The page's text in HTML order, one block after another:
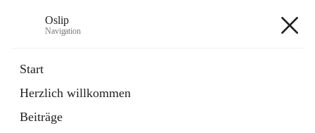
Oslip
Navigation
Start
Herzlich willkommen
Beiträge
Externe Webseite
in